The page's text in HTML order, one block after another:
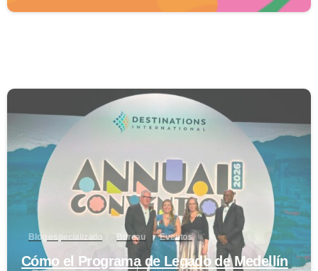
Blog especializado Bureau Eventos
Cómo el Programa de Legado de Medellín